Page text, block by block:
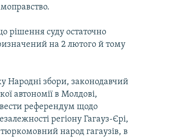
рішення суду остаточно
на 2 лютого й тому
Народні збори, законодавчий
автономії в Молдові,
референдум щодо
регіону Гагауз-Єрі,
народ гагаузів, в